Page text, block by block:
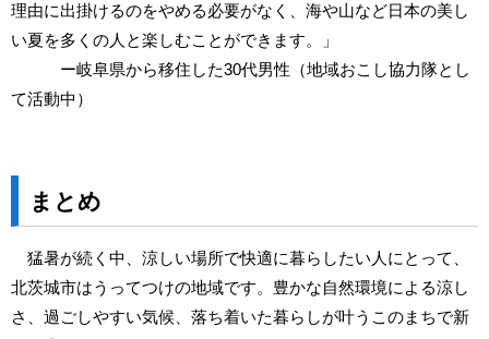
理由に出掛けるのをやめる必要がなく、海や山など日本の美し
い夏を多くの人と楽しむことができます。」
ー岐阜県から移住した30代男性（地域おこし協力隊とし
て活動中）
まとめ
猛暑が続く中、涼しい場所で快適に暮らしたい人にとって、
北茨城市はうってつけの地域です。豊かな自然環境による涼し
さ、過ごしやすい気候、落ち着いた暮らしが叶うこのまちで新